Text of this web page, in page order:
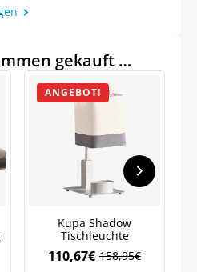
gekauft …
ANGEBOT!
Kupa Shadow
Tischleuchte
158,95€
Ursprünglicher
110,67€Aktueller
5% Rabatt
sichern!